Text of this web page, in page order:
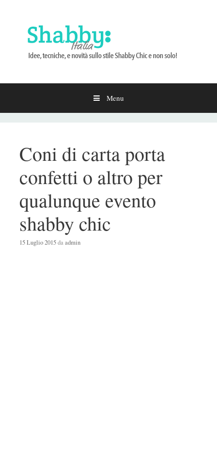
Menu
Coni di carta porta
confetti o altro per
qualunque evento
shabby chic
15 Luglio 2015daadmin